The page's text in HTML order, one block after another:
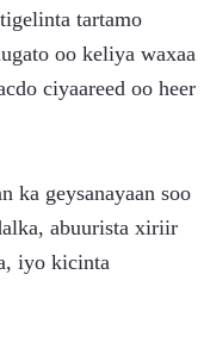
tartamo
oo keliya waxaa
ciyaareed oo heer
ka geysanayaan soo
abuurista xiriir
iyo kicinta